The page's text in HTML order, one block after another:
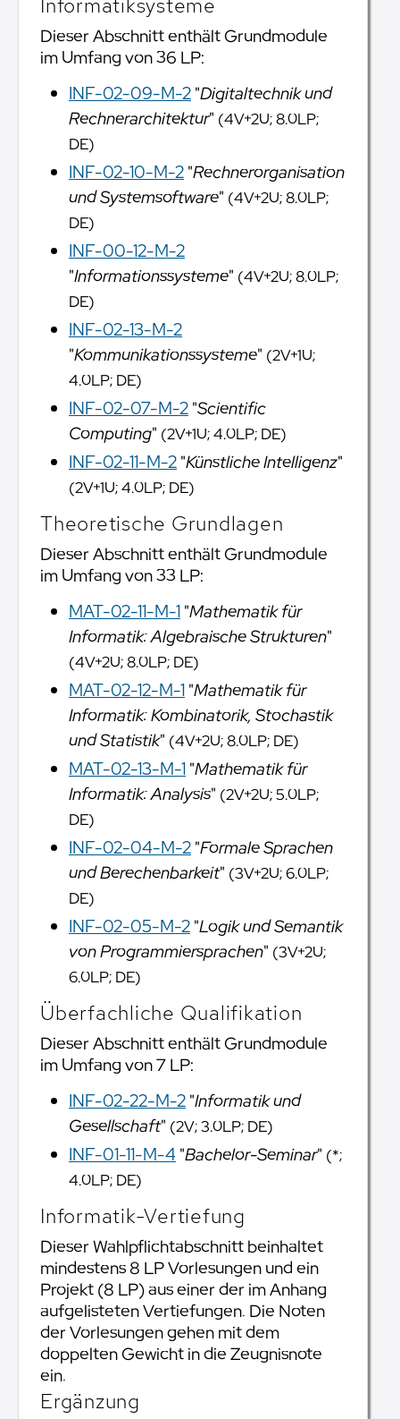
Informatiksysteme
Dieser Abschnitt enthält Grundmodule
im Umfang von 36 LP:
INF-02-09-M-2"Digitaltechnik und
Rechnerarchitektur" (4V+2U; 8.0LP;
DE)
INF-02-10-M-2"Rechnerorganisation
und Systemsoftware" (4V+2U; 8.0LP;
DE)
INF-00-12-M-2
"Informationssysteme" (4V+2U; 8.0LP;
DE)
INF-02-13-M-2
"Kommunikationssysteme" (2V+1U;
4.0LP; DE)
INF-02-07-M-2"Scientific
Computing" (2V+1U; 4.0LP; DE)
INF-02-11-M-2"Künstliche Intelligenz"
(2V+1U; 4.0LP; DE)
Theoretische Grundlagen
Dieser Abschnitt enthält Grundmodule
im Umfang von 33 LP:
MAT-02-11-M-1"Mathematik für
Informatik: Algebraische Strukturen"
(4V+2U; 8.0LP; DE)
MAT-02-12-M-1"Mathematik für
Informatik: Kombinatorik, Stochastik
und Statistik" (4V+2U; 8.0LP; DE)
MAT-02-13-M-1"Mathematik für
Informatik: Analysis" (2V+2U; 5.0LP;
DE)
INF-02-04-M-2"Formale Sprachen
und Berechenbarkeit" (3V+2U; 6.0LP;
DE)
INF-02-05-M-2"Logik und Semantik
von Programmiersprachen" (3V+2U;
6.0LP; DE)
Überfachliche Qualifikation
Dieser Abschnitt enthält Grundmodule
im Umfang von 7 LP:
INF-02-22-M-2"Informatik und
Gesellschaft" (2V; 3.0LP; DE)
INF-01-11-M-4 "Bachelor-Seminar" (*;
4.0LP; DE)
Informatik-Vertiefung
Dieser Wahlpflichtabschnitt beinhaltet
mindestens 8 LP Vorlesungen und ein
Projekt (8 LP) aus einer der im Anhang
aufgelisteten Vertiefungen. Die Noten
der Vorlesungen gehen mit dem
doppelten Gewicht in die Zeugnisnote
ein.
Ergänzung